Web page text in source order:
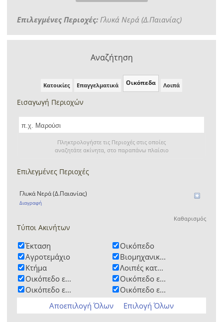
Επιλεγμένες Περιοχές: Γλυκά Νερά (Δ.Παιανίας)
Αναζήτηση
Κατοικίες Επαγγελματικά Οικόπεδα Λοιπά
Εισαγωγή Περιοχών
Πληκτρολογήστε τις Περιοχές στις οποίες
αναζητάτε ακίνητα, στο παραπάνω πλαίσιο
Επιλεγμένες Περιοχές
Γλυκά Νερά (Δ.Παιανίας)
Διαγραφή
Καθαρισμός
Τύποι Ακινήτων
Έκταση
Οικόπεδο
Αγροτεμάχιο
Βιομηχανικ...
Κτήμα
Λοιπές κατ...
Οικόπεδο ε...
Οικόπεδο ε...
Οικόπεδο ε...
Οικόπεδο ε...
Αποεπιλογή Όλων
Επιλογή Όλων